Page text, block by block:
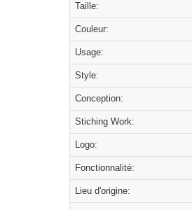
Taille:
Couleur:
Usage:
Style:
Conception:
Stiching Work:
Logo:
Fonctionnalité:
Lieu d'origine: